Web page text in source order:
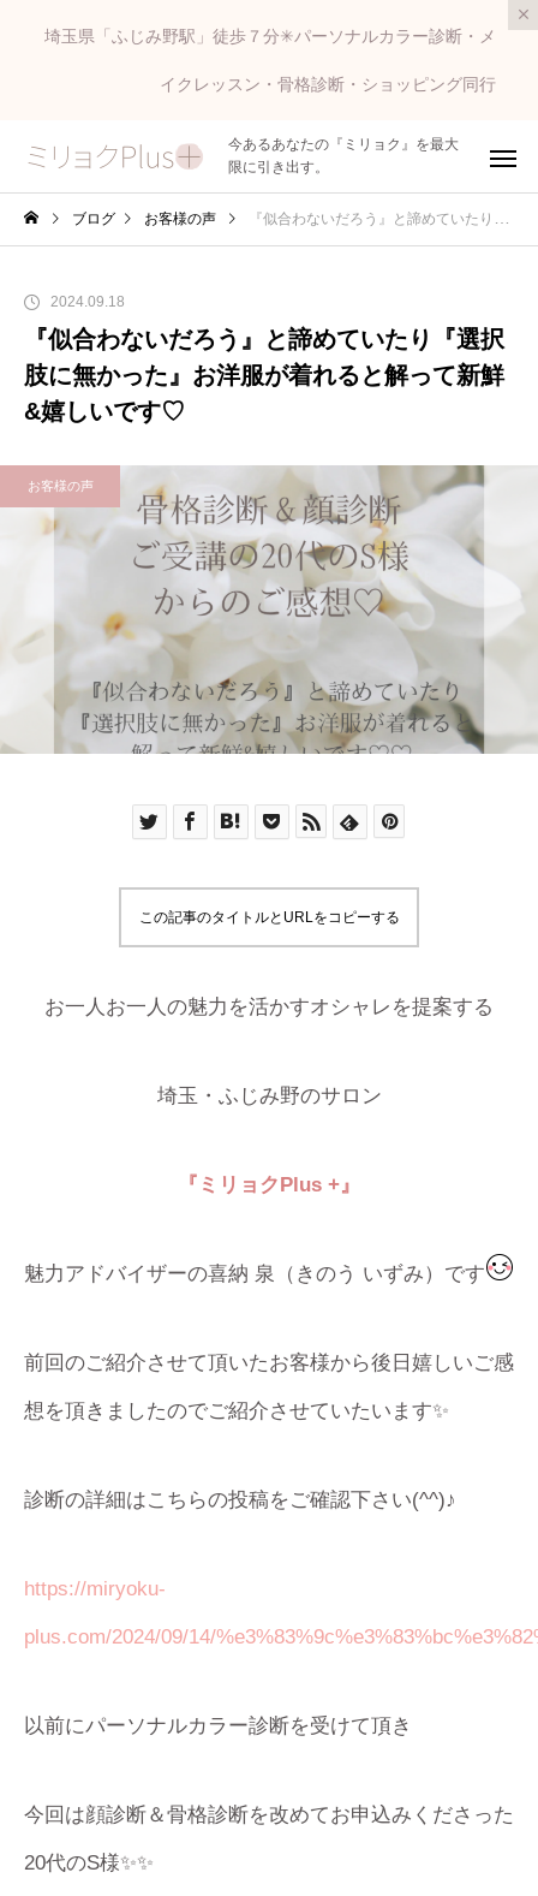
埼玉県「ふじみ野駅」徒歩７分✳︎パーソナルカラー診断・メ
イクレッスン・骨格診断・ショッピング同行
今あるあなたの『ミリョク』を最大
限に引き出す。
ブログ お客様の声 『似合わないだろう』と諦めていたり『選択肢に無かった』お洋服が着れると解って新鮮&嬉しいです♡
2024.09.18
『似合わないだろう』と諦めていたり『選択
肢に無かった』お洋服が着れると解って新鮮
&嬉しいです♡
お客様の声
この記事のタイトルとURLをコピーする
お一人お一人の魅力を活かすオシャレを提案する
埼玉・ふじみ野のサロン
『ミリョクPlus +』
魅力アドバイザーの喜納 泉（きのう いずみ）です
前回のご紹介させて頂いたお客様から後日嬉しいご感
想を頂きましたのでご紹介させていたいます✨
診断の詳細はこちらの投稿をご確認下さい(^^)♪
https://miryoku-
plus.com/2024/09/14/
以前にパーソナルカラー診断を受けて頂き
今回は顔診断＆骨格診断を改めてお申込みくださった
20代のS様✨✨